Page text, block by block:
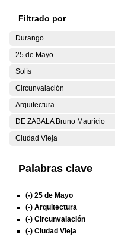
Filtrado por
Durango
25 de Mayo
Solís
Circunvalación
Arquitectura
DE ZABALA Bruno Mauricio
Ciudad Vieja
Palabras clave
(-) 25 de Mayo
(-) Arquitectura
(-) Circunvalación
(-) Ciudad Vieja